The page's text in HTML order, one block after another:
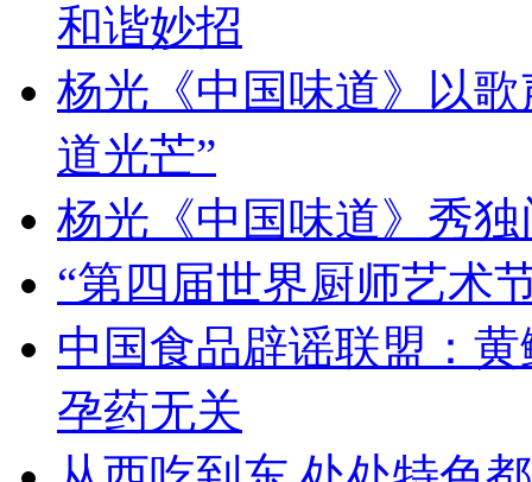
和谐妙招
杨光《中国味道》以
道光芒”
杨光《中国味道》秀
“第四届世界厨师艺术
中国食品辟谣联盟：
孕药无关